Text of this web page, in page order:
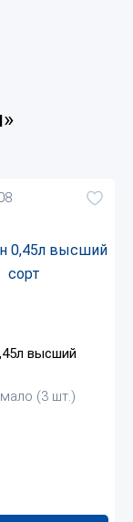
высший
(3 шт.)